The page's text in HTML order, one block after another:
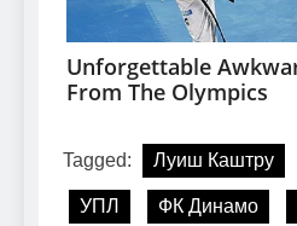
Tagged: Луиш Каштру
УПЛ ФК Динамо